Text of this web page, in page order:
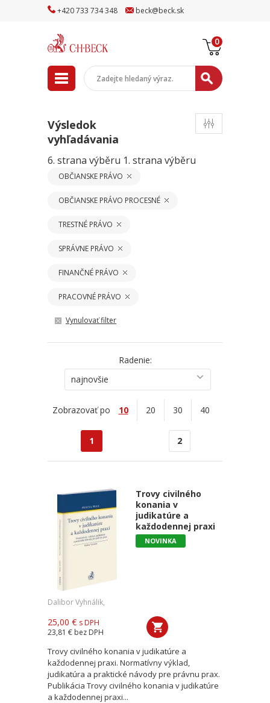
+420733 734348 beck@beck.sk
0
Výsledok
vyhľadávania
6. strana výběru 1. strana výběru
OBČIANSKE PRÁVO
OBČIANSKE PRÁVO PROCESNÉ
TRESTNÉ PRÁVO
SPRÁVNE PRÁVO
FINANČNÉ PRÁVO
PRACOVNÉ PRÁVO
Vynulovať filter
Radenie:
najnovšie
Zobrazovať po 10 20 30 40
1 2
Trovy civilného
konania v
judikatúre a
každodennej praxi
NOVINKA
Dalibor Vyhnálik,
25,00 € s DPH
23,81 € bez DPH
Trovy civilného konania v judikatúre a
každodennej praxi. Normatívny výklad,
judikatúra a praktické návody pre právnu prax.
Publikácia Trovy civilného konania v judikatúre
a každodennej praxi...